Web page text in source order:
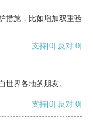
措施，比如增加双重验
支持[0] 反对[0]
世界各地的朋友。
支持[0] 反对[0]